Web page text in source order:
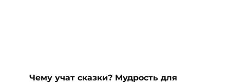
Чему учат сказки? Мудрость для